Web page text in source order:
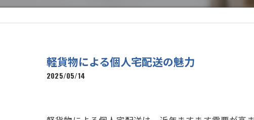
軽貨物による個人宅配送の魅力
2025/05/14